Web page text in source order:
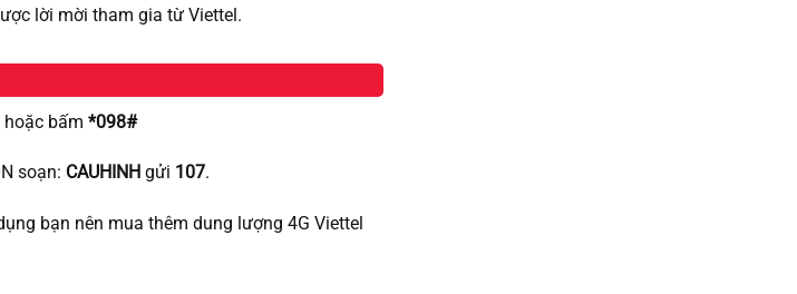
lời mời tham gia từ Viettel.
hoặc bấm*098#
soạn: CAUHINH gửi 107.
bạn nên mua thêm dung lượng 4G Viettel